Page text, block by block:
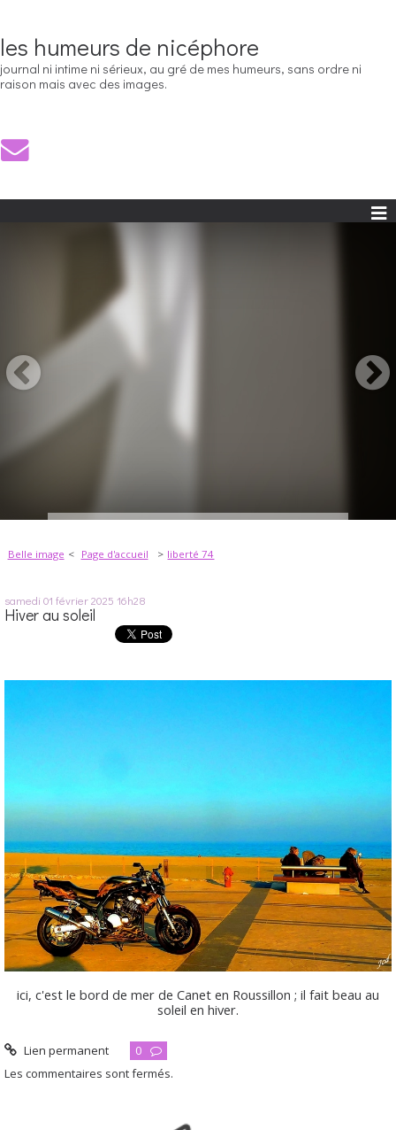
les humeurs de nicéphore
journal ni intime ni sérieux, au gré de mes humeurs, sans ordre ni
raison mais avec des images.
Belle image Page d'accueil liberté 74
samedi 01 février 2025 16h28
Hiver au soleil
ici, c'est le bord de mer de Canet en Roussillon ; il fait beau au
soleil en hiver.
Lien permanent
0
Les commentaires sont fermés.